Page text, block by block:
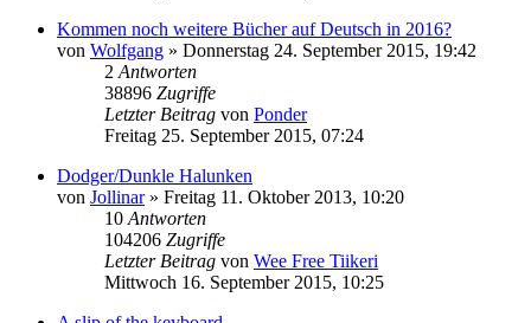
Kommen noch weitere Bücher auf Deutsch in 2016?
von Wolfgang » Donnerstag 24. September 2015, 19:42
2 Antworten
38896 Zugriffe
Letzter Beitrag von Ponder
Freitag 25. September 2015, 07:24
Dodger/Dunkle Halunken
von Jollinar» Freitag 11. Oktober 2013, 10:20
10 Antworten
104206 Zugriffe
Letzter Beitrag von Wee Free Tiikeri
Mittwoch 16. September 2015, 10:25